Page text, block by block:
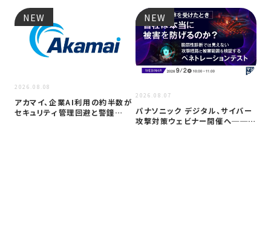
NEW
2026.08.08
アカマイ、企業AI利用の約半数が
セキュリティ管理回避と警鐘
NEW
2026.08.07
パナソニック デジタル、サイバー
攻撃対策ウェビナー開催へ──自